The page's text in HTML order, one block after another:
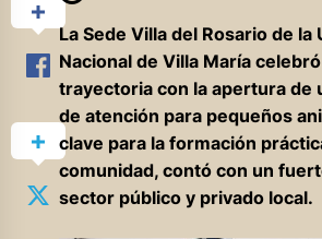
La Sede Villa del Rosario de la
Nacional de Villa María
trayectoria con la apertura de
de atención para pequeños
clave para la formación
comunidad, contó con un
sector público y privado local.